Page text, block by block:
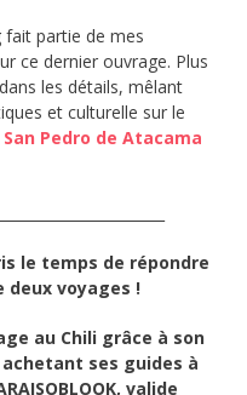
partie de mes
ce dernier ouvrage. Plus
les détails, mêlant
et culturelle sur le
San Pedro de Atacama
le temps de répondre
deux voyages !
au Chili grâce à son
achetant ses guides à
valide